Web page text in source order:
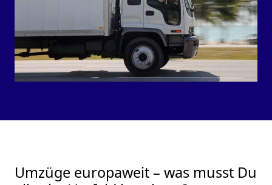
Umzüge europaweit – was musst Du